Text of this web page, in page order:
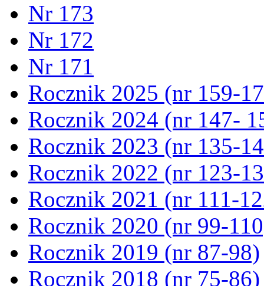
Nr 173
Nr 172
Nr 171
Rocznik 2025 (nr 159-
Rocznik 2024 (nr 147-
Rocznik 2023 (nr 135-
Rocznik 2022 (nr 123-
Rocznik 2021 (nr 111-
Rocznik 2020 (nr 99-
Rocznik 2019 (nr 87-98)
Rocznik 2018 (nr 75-86)